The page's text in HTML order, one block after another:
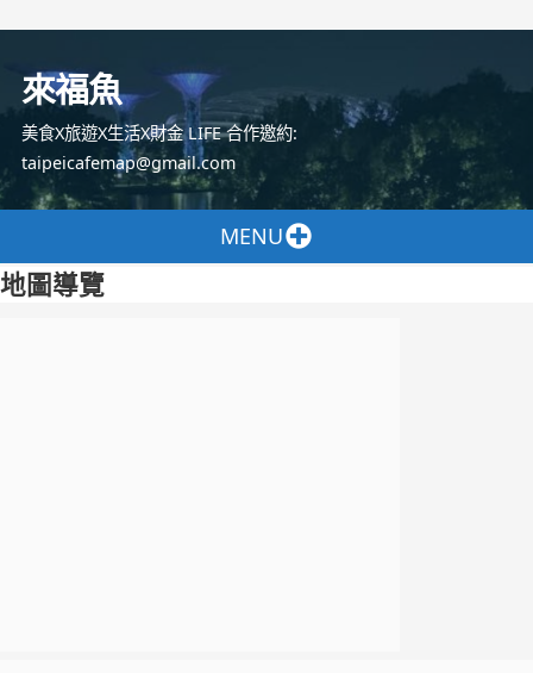
容
來福魚
美食X旅遊X生活X財金 LIFE 合作邀約:
taipeicafemap@gmail.com
MENU
地圖導覽